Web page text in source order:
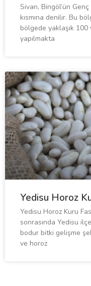
Sivan, Bingöl’ün
kısmına denilir. Bu
bölgede yaklaşık
yapılmakta
Yedisu Horoz
Yedisu Horoz Kuru
sonrasında Yedisu
bodur bitki gelişme
ve horoz